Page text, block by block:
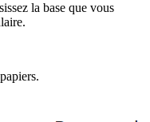
la base que vous